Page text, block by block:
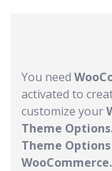
You need
activated to
customize your
Theme
Theme
WooCommerce.